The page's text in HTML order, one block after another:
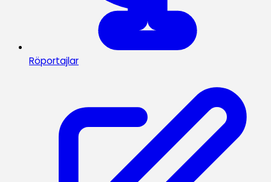
Röportajlar